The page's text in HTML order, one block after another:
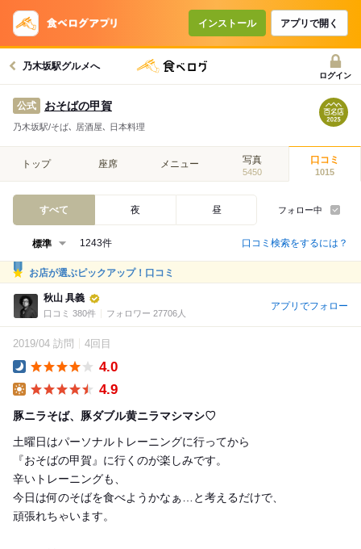
インストール アプリで開く
乃木坂駅グルメへ
ログイン
公式 おそばの甲賀
乃木坂駅/そば､ 居酒屋､ 日本料理
トップ 座席 メニュー 写真
5450
口コミ
1015
すべて 夜 昼 フォロー中
1243件 口コミ検索をするには？
お店が選ぶピックアップ！口コミ
秋山 具義
口コミ 380件 フォロワー 27706人
アプリでフォロー
2019/04 訪問 4回目
4.0
4.9
豚ニラそば、豚ダブル黄ニラマシマシ♡
土曜日はパーソナルトレーニングに行ってから
『おそばの甲賀』に行くのが楽しみです。
辛いトレーニングも、
今日は何のそばを食べようかなぁ…と考えるだけで、
頑張れちゃいます。